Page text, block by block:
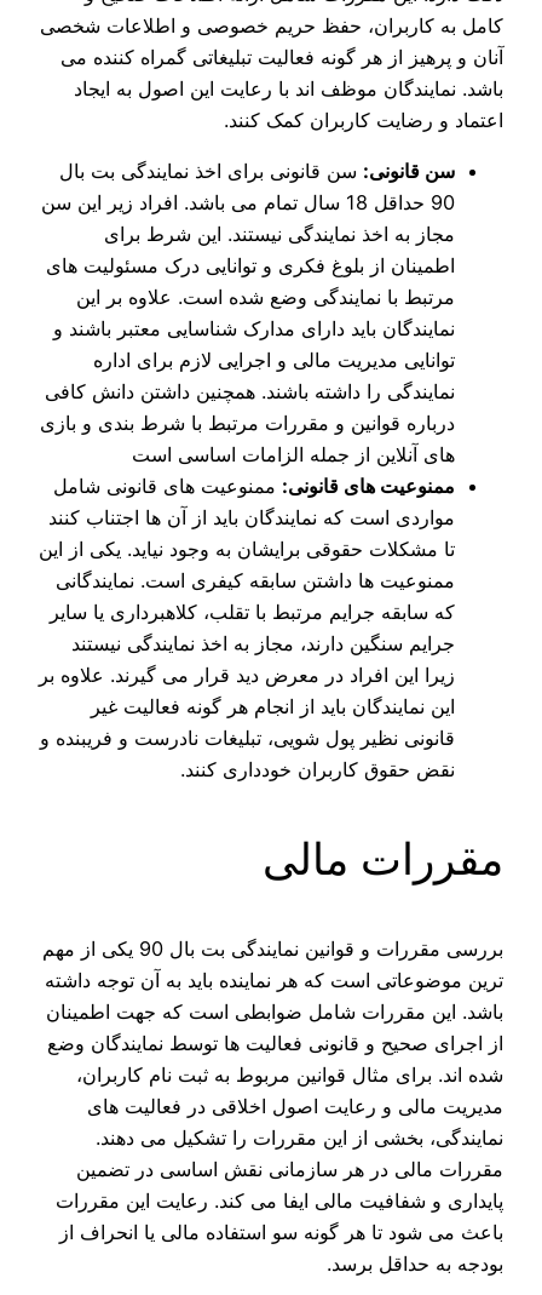
کامل به کاربران، حفظ حریم خصوصی و اطلاعات شخصی
آنان و پرهیز از هر گونه فعالیت تبلیغاتی گمراه‌ کننده می‌
باشد. نمایندگان موظف اند با رعایت این اصول به ایجاد
اعتماد و رضایت کاربران کمک کنند.
سن قانونی: سن قانونی برای اخذ نمایندگی بت بال
90 حداقل 18 سال تمام می‌ باشد. افراد زیر این سن
مجاز به اخذ نمایندگی نیستند. این شرط برای
اطمینان از بلوغ فکری و توانایی درک مسئولیت‌ های
مرتبط با نمایندگی وضع شده است. علاوه بر این
نمایندگان باید دارای مدارک شناسایی معتبر باشند و
توانایی مدیریت مالی و اجرایی لازم برای اداره
نمایندگی را داشته باشند. همچنین داشتن دانش کافی
درباره قوانین و مقررات مرتبط با شرط‌ بندی و بازی‌
های آنلاین از جمله الزامات اساسی است
ممنوعیت‌ های قانونی: ممنوعیت‌ های قانونی شامل
مواردی است که نمایندگان باید از آن‌ ها اجتناب کنند
تا مشکلات حقوقی برایشان به وجود نیاید. یکی از این
ممنوعیت‌ ها داشتن سابقه کیفری است. نمایندگانی
که سابقه جرایم مرتبط با تقلب، کلاهبرداری یا سایر
جرایم سنگین دارند، مجاز به اخذ نمایندگی نیستند
زیرا این افراد در معرض دید قرار می گیرند. علاوه بر
این نمایندگان باید از انجام هر گونه فعالیت غیر
قانونی نظیر پول‌ شویی، تبلیغات نادرست و فریبنده و
نقض حقوق کاربران خودداری کنند.
مقررات مالی
بررسی مقررات و قوانین نمایندگی بت بال 90 یکی از مهم‌
ترین موضوعاتی است که هر نماینده باید به آن توجه داشته
باشد. این مقررات شامل ضوابطی است که جهت اطمینان
از اجرای صحیح و قانونی فعالیت‌ ها توسط نمایندگان وضع
شده‌ اند. برای مثال قوانین مربوط به ثبت نام کاربران،
مدیریت مالی و رعایت اصول اخلاقی در فعالیت‌ های
نمایندگی، بخشی از این مقررات را تشکیل می‌ دهند.
مقررات مالی در هر سازمانی نقش اساسی در تضمین
پایداری و شفافیت مالی ایفا می‌ کند. رعایت این مقررات
باعث می‌ شود تا هر گونه سو استفاده مالی یا انحراف از
بودجه به حداقل برسد.